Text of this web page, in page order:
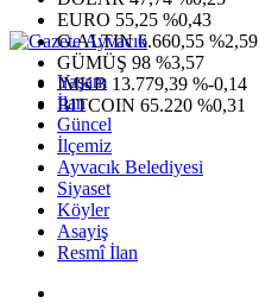
EURO 55,25 %0,43
G.ALTIN6.660,55 %2,59
GÜMÜŞ 98 %3,57
IMKB 13.779,39 %-0,14
BITCOIN 65.220 %0,31
Yaşam
İlan
Güncel
İlçemiz
Ayvacık Belediyesi
Siyaset
Köyler
Asayiş
Resmî İlan